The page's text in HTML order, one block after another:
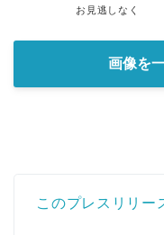
お見逃しなく
画像を
このプレスリリー